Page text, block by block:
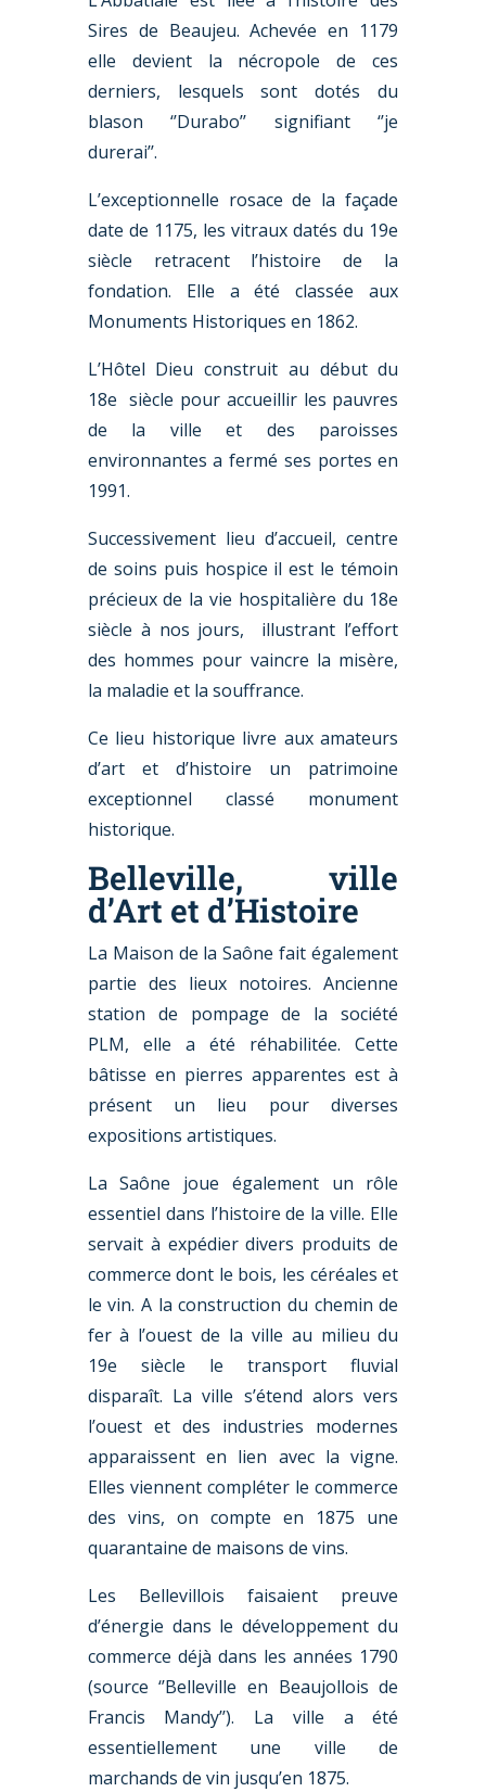
Sires de Beaujeu. Achevée en 1179
elle devient la nécropole de ces
derniers, lesquels sont dotés du
blason ‘’Durabo’’ signifiant ‘’je
durerai’’.
L’exceptionnelle rosace de la façade
date de 1175, les vitraux datés du 19e
siècle retracent l’histoire de la
fondation. Elle a été classée aux
Monuments Historiques en 1862.
L’Hôtel Dieu construit au début du
18e siècle pour accueillir les pauvres
de la ville et des paroisses
environnantes a fermé ses portes en
1991.
Successivement lieu d’accueil, centre
de soins puis hospice il est le témoin
précieux de la vie hospitalière du 18e
siècle à nos jours, illustrant l’effort
des hommes pour vaincre la misère,
la maladie et la souffrance.
Ce lieu historique livre aux amateurs
d’art et d’histoire un patrimoine
exceptionnel classé monument
historique.
Belleville, ville
d’Art et d’Histoire
La Maison de la Saône fait également
partie des lieux notoires. Ancienne
station de pompage de la société
PLM, elle a été réhabilitée. Cette
bâtisse en pierres apparentes est à
présent un lieu pour diverses
expositions artistiques.
La Saône joue également un rôle
essentiel dans l’histoire de la ville. Elle
servait à expédier divers produits de
commerce dont le bois, les céréales et
le vin. A la construction du chemin de
fer à l’ouest de la ville au milieu du
19e siècle le transport fluvial
disparaît. La ville s’étend alors vers
l’ouest et des industries modernes
apparaissent en lien avec la vigne.
Elles viennent compléter le commerce
des vins, on compte en 1875 une
quarantaine de maisons de vins.
Les Bellevillois faisaient preuve
d’énergie dans le développement du
commerce déjà dans les années 1790
(source ‘’Belleville en Beaujollois de
Francis Mandy’’). La ville a été
essentiellement une ville de
marchands de vin jusqu’en 1875.